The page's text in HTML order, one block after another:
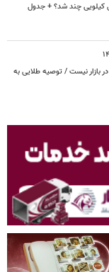
بازار نیست / توصیه طلایی به